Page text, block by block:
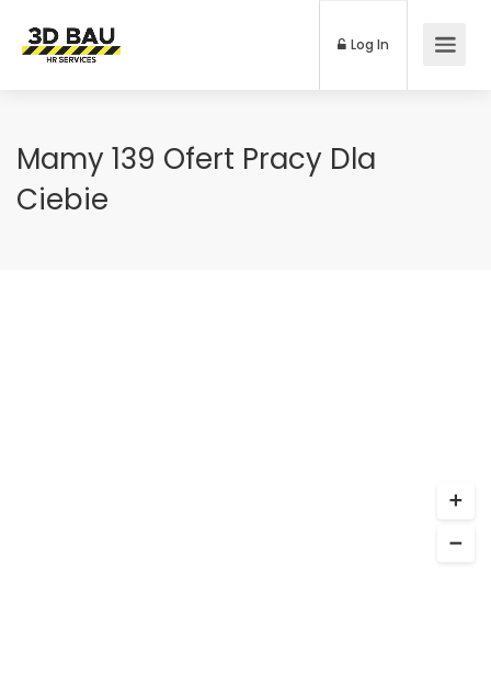
Log In
Mamy 139 Ofert Pracy Dla
Ciebie